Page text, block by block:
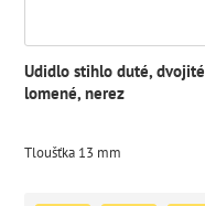
Udidlo stihlo duté, dvojité
lomené, nerez
Tloušťka 13 mm